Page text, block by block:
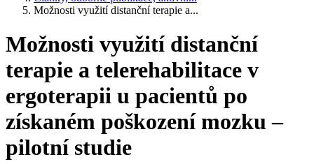
Možnosti využití distanční terapie a...
Možnosti využití distanční
terapie a telerehabilitace v
ergoterapii u pacientů po
získaném poškození mozku –
pilotní studie